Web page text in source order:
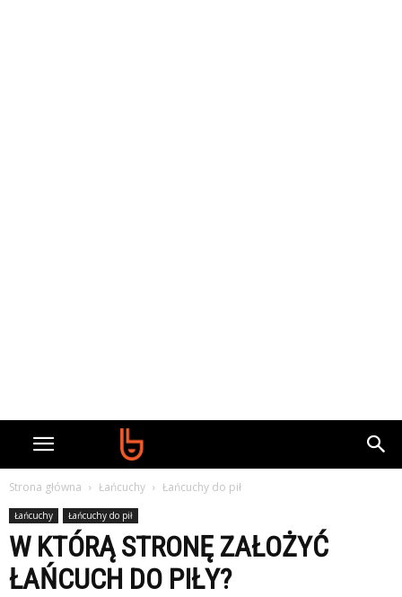
Strona główna Łańcuchy Łańcuchy do pił
Łańcuchy Łańcuchy do pił
W KTÓRĄ STRONĘ ZAŁOŻYĆ
ŁAŃCUCH DO PIŁY?